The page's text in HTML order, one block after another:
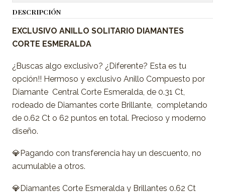
DESCRIPCIÓN
EXCLUSIVO ANILLO SOLITARIO DIAMANTES
CORTE ESMERALDA
¿Buscas algo exclusivo? ¿Diferente? Esta es tu
opción!! Hermoso y exclusivo Anillo Compuesto por
Diamante Central Corte Esmeralda, de 0.31 Ct,
rodeado de Diamantes corte Brillante, completando
de 0.62 Ct o 62 puntos en total. Precioso y moderno
diseño.
💎Pagando con transferencia hay un descuento, no
acumulable a otros.
💎Diamantes Corte Esmeralda y Brillantes 0.62 Ct